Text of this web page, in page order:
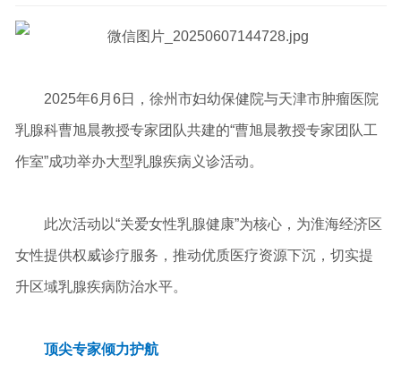
2025年6月6日，徐州市妇幼保健院与天津市肿瘤医院
乳腺科曹旭晨教授专家团队共建的“曹旭晨教授专家团队工
作室”成功举办大型乳腺疾病义诊活动。
此次活动以“关爱女性乳腺健康”为核心，为淮海经济区
女性提供权威诊疗服务，推动优质医疗资源下沉，切实提
升区域乳腺疾病防治水平。
顶尖专家倾力护航